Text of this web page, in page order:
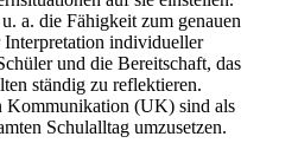
a. die Fähigkeit zum genauen
individueller
und die Bereitschaft, das
ständig zu reflektieren.
Kommunikation (UK) sind als
Schulalltag umzusetzen.